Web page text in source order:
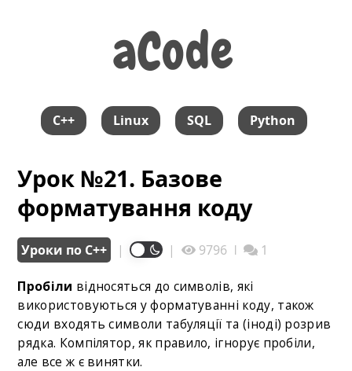
aCode
aCode
C++ Linux SQL Python
Урок №21. Базове
форматування коду
Уроки по С++ | | 9796 ǀ 1
Пробіли відносяться до символів, які
використовуються у форматуванні коду, також
сюди входять символи табуляції та (іноді) розрив
рядка. Компілятор, як правило, ігнорує пробіли,
але все ж є винятки.